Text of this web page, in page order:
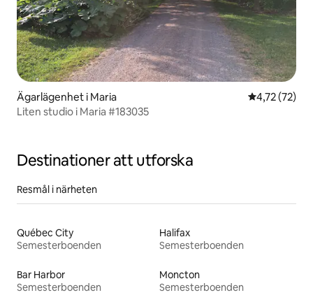
Ägarlägenhet i Maria 4,72 av 5 i
4,72 (72)
Liten studio i Maria #183035
Destinationer att utforska
Resmål i närheten
Québec City
Semesterboenden
Halifax
Semesterboenden
Bar Harbor
Semesterboenden
Moncton
Semesterboenden